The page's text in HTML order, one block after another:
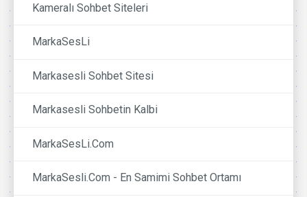
Kameralı Sohbet Siteleri
MarkaSesLi
Markasesli Sohbet Sitesi
Markasesli Sohbetin Kalbi
MarkaSesLi.Com
MarkaSesli.Com - En Samimi Sohbet Ortamı